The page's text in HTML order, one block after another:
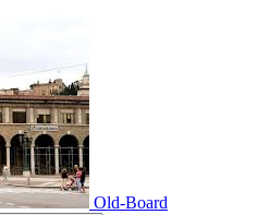
Old-Board